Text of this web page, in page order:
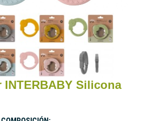
INTERBABY Silicona